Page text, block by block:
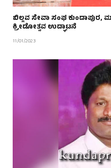
ಬಿಲ್ಲವ ಸೇವಾ ಸಂಘ
ಕ್ರೀಡೋತ್ಸವ ಉದ್ಘಾಟನೆ
11/01/2023